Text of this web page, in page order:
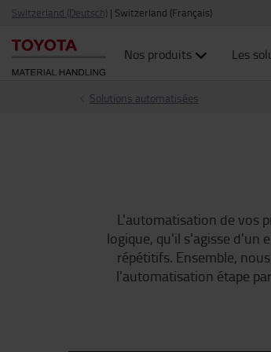
Switzerland (Deutsch) | Switzerland (Français)
Nos produits Les
Solutions automatisées
L'automatisation de vos
logique, qu'il s'agisse d'un
répétitifs. Ensemble,
l'automatisation étape